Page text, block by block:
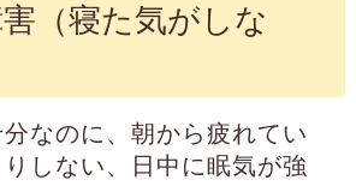
（寝た気がしな
分なのに、朝から疲れてい
しない、日中に眠気が強